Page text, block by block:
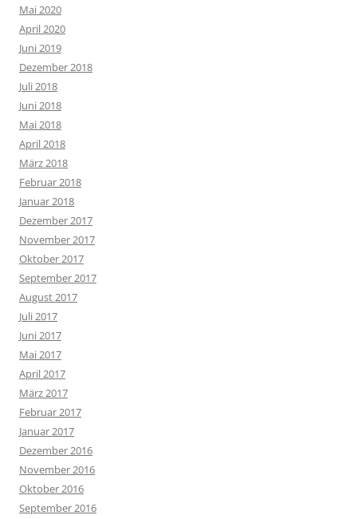
Mai 2020
April 2020
Juni 2019
Dezember 2018
Juli 2018
Juni 2018
Mai 2018
April 2018
März 2018
Februar 2018
Januar 2018
Dezember 2017
November 2017
Oktober 2017
September 2017
August 2017
Juli 2017
Juni 2017
Mai 2017
April 2017
März 2017
Februar 2017
Januar 2017
Dezember 2016
November 2016
Oktober 2016
September 2016